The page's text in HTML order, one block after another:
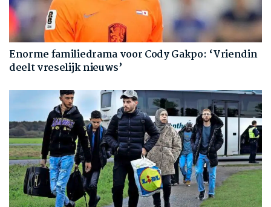
Enorme familiedrama voor Cody Gakpo: ‘Vriendin
deelt vreselijk nieuws’